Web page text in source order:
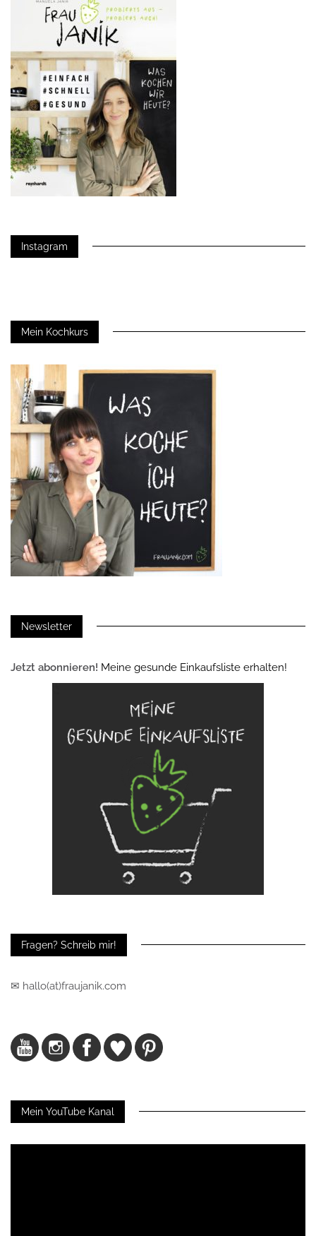
Instagram
Mein Kochkurs
Newsletter
Jetzt abonnieren! Meine gesunde Einkaufsliste erhalten!
Fragen? Schreib mir!
✉ hallo(at)fraujanik.com
Mein YouTube Kanal